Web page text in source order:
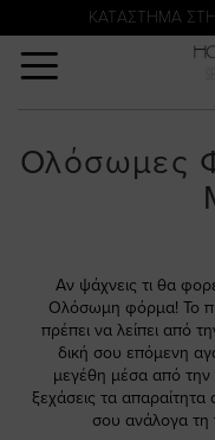
KATΑΣΤΗΜΑ
Ολόσωμες
Αν ψάχνεις τι θα
Ολόσωμη φόρμα! Το
πρέπει να λείπει από
δική σου επόμενη
μεγέθη μέσα από την
ξεχάσεις τα
σου ανάλογα τη
Αναζήτηση